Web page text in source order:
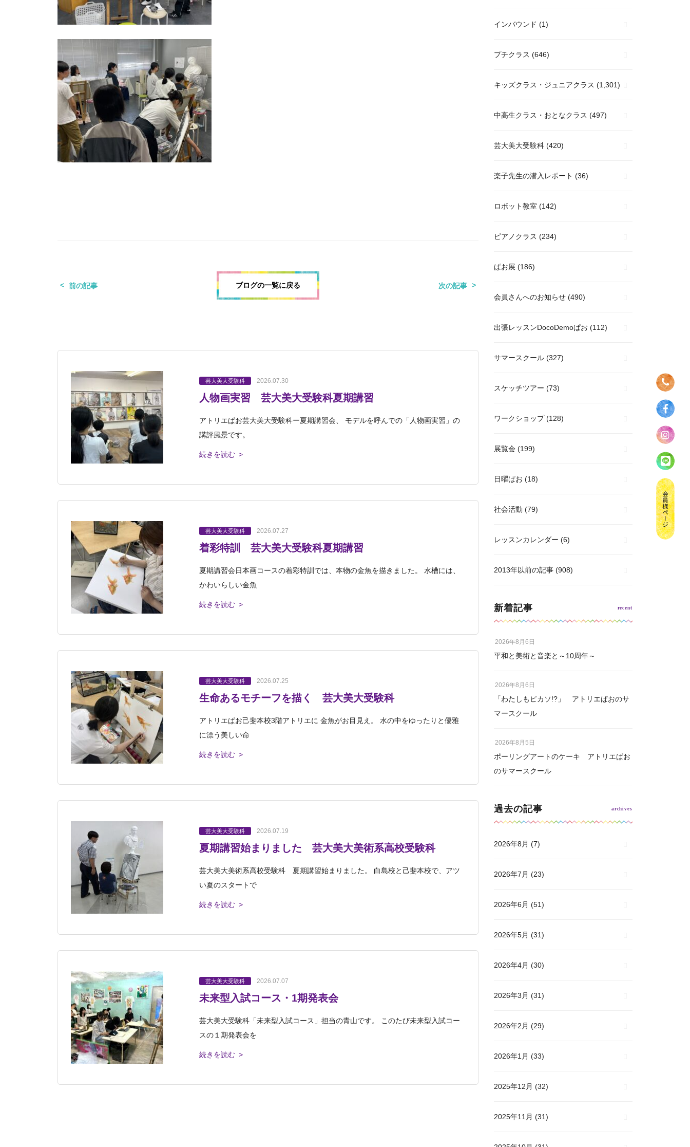
前の記事 ブログの一覧に戻る 次の記事
芸大美大受験科 2026.07.30
人物画実習 芸大美大受験科夏期講習
アトリエぱお芸大美大受験科ー夏期講習会、 モデルを呼んでの「人物画実習」の
講評風景です。
続きを読む >
芸大美大受験科 2026.07.27
着彩特訓 芸大美大受験科夏期講習
夏期講習会日本画コースの着彩特訓では、本物の金魚を描きました。 水槽には、
かわいらしい金魚
続きを読む >
芸大美大受験科 2026.07.25
生命あるモチーフを描く 芸大美大受験科
アトリエぱお己斐本校3階アトリエに 金魚がお目見え。 水の中をゆったりと優雅
に漂う美しい命
続きを読む >
芸大美大受験科 2026.07.19
夏期講習始まりました 芸大美大美術系高校受験科
芸大美大美術系高校受験科 夏期講習始まりました。 白島校と己斐本校で、アツ
い夏のスタートで
続きを読む >
芸大美大受験科 2026.07.07
未来型入試コース・1期発表会
芸大美大受験科「未来型入試コース」担当の青山です。 このたび未来型入試コー
スの１期発表会を
続きを読む >
インバウンド (1)
プチクラス (646)
キッズクラス・ジュニアクラス (1,301)
中高生クラス・おとなクラス (497)
芸大美大受験科 (420)
楽子先生の潜入レポート (36)
ロボット教室 (142)
ピアノクラス (234)
ぱお展 (186)
会員さんへのお知らせ (490)
出張レッスンDocoDemoぱお (112)
サマースクール (327)
スケッチツアー (73)
ワークショップ(128)
展覧会 (199)
日曜ぱお (18)
社会活動 (79)
レッスンカレンダー (6)
2013年以前の記事 (908)
新着記事
平和と美術と音楽と～10周年～
2026年8月6日
「わたしもピカソ!?」 アトリエぱおのサ
マースクール
2026年8月6日
ポーリングアートのケーキ アトリエぱお
のサマースクール
2026年8月5日
過去の記事
2026年8月 (7)
2026年7月 (23)
2026年6月 (51)
2026年5月 (31)
2026年4月 (30)
2026年3月 (31)
2026年2月 (29)
2026年1月 (33)
2025年12月 (32)
2025年11月 (31)